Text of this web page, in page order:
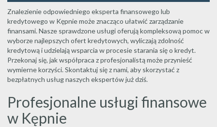
Znalezienie odpowiedniego eksperta finansowego lub
kredytowego w Kępnie może znacząco ułatwić zarządzanie
finansami. Nasze sprawdzone usługi oferują kompleksową pomoc w
wyborze najlepszych ofert kredytowych, wyliczają zdolność
kredytową i udzielają wsparcia w procesie starania się o kredyt.
Przekonaj się, jak współpraca z profesjonalistą może przynieść
wymierne korzyści. Skontaktuj się z nami, aby skorzystać z
bezpłatnych usług naszych ekspertów już dziś.
Profesjonalne usługi finansowe
w Kępnie